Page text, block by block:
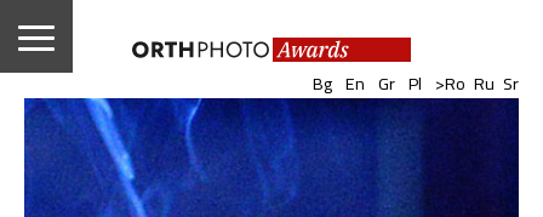
Bg En Gr Pl >Ro Ru Sr